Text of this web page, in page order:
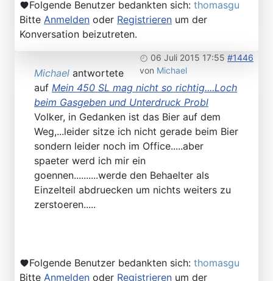
Folgende Benutzer bedankten sich: thomasgu
Bitte Anmelden oder Registrieren um der
Konversation beizutreten.
06 Juli 2015 17:55 #1446
von Michael
Michael antwortete
auf Mein 450 SL mag nicht so richtig....Loch
beim Gasgeben und Unterdruck Probl
Volker, in Gedanken ist das Bier auf dem
Weg,...leider sitze ich nicht gerade beim Bier
sondern leider noch im Office.....aber
spaeter werd ich mir ein
goennen..........werde den Behaelter als
Einzelteil abdruecken um nichts weiters zu
zerstoeren.....
Folgende Benutzer bedankten sich: thomasgu
Bitte Anmelden oder Registrieren um der